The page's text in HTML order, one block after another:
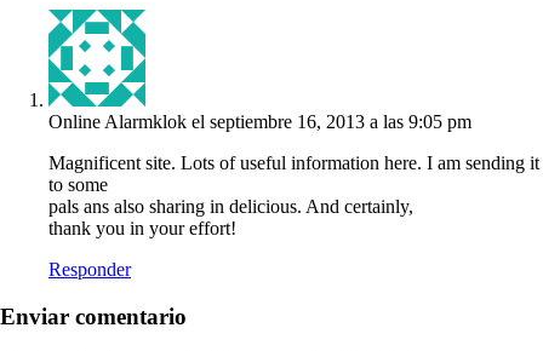
Online Alarmklok el septiembre 16, 2013 a las 9:05 pm
Magnificent site. Lots of useful information here. I am sending it
to some
pals ans also sharing in delicious. And certainly,
thank you in your effort!
Responder
Enviar comentario